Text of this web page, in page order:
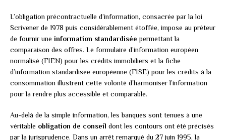
L’obligation précontractuelle d’information, consacrée par la loi
Scrivener de 1978 puis considérablement étoffée, impose au prêteur
de fournir une information standardisée permettant la
comparaison des offres. Le formulaire d’information européen
normalisé (FIEN) pour les crédits immobiliers et la fiche
d’information standardisée européenne (FISE) pour les crédits à la
consommation illustrent cette volonté d’harmoniser l’information
pour la rendre plus accessible et comparable.
Au-delà de la simple information, les banques sont tenues à une
véritable obligation de conseil dont les contours ont été précisés
par la jurisprudence. Dans un arrêt remarqué du 27 juin 1995, la